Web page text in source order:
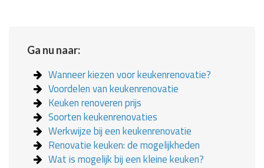
Ga nu naar:
Wanneer kiezen voor keukenrenovatie?
Voordelen van keukenrenovatie
Keuken renoveren prijs
Soorten keukenrenovaties
Werkwijze bij een keukenrenovatie
Renovatie keuken: de mogelijkheden
Wat is mogelijk bij een kleine keuken?